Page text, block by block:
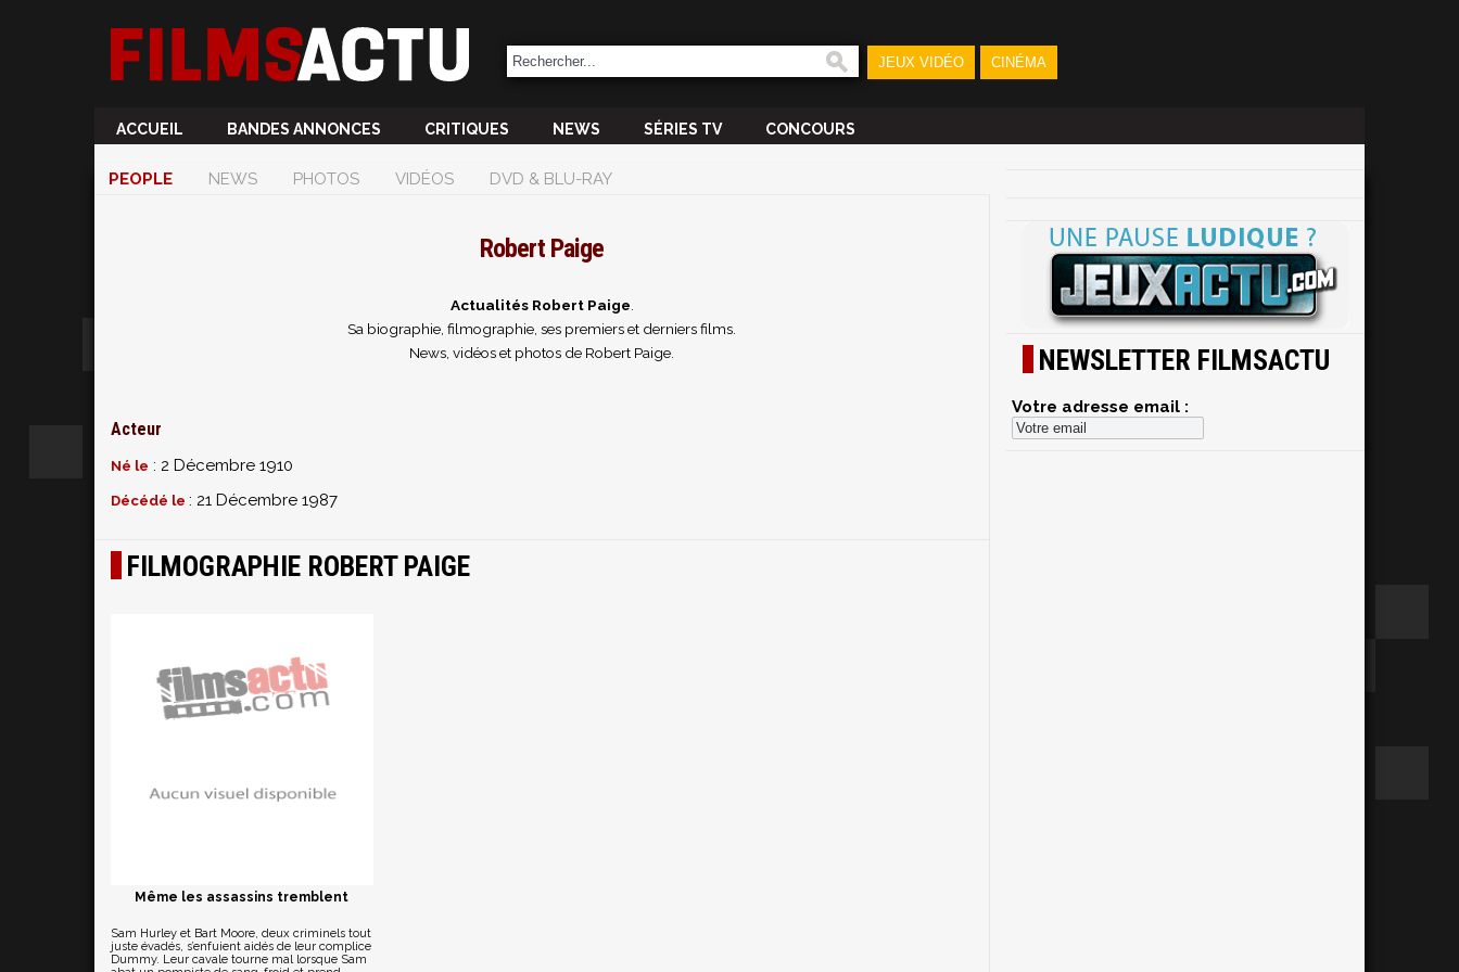
JEUX VIDÉO CINÉMA
ACCUEIL BANDES ANNONCES CRITIQUES NEWS SÉRIES TV CONCOURS
PEOPLE NEWS PHOTOS VIDÉOS DVD & BLU-RAY
Robert Paige
Actualités Robert Paige
Sa biographie, filmographie, ses premiers et derniers films.
News, vidéos et photos de Robert Paige.
Acteur
Né le : 2 Décembre 1910
Décédé le : 21 Décembre 1987
FILMOGRAPHIE ROBERT PAIGE
Même les assassins tremblent
Sam Hurley et Bart Moore, deux criminels tout
juste évadés, s’enfuient aidés de leur complice
Dummy. Leur cavale tourne mal lorsque Sam
NEWSLETTER FILMSACTU
Votre adresse email :